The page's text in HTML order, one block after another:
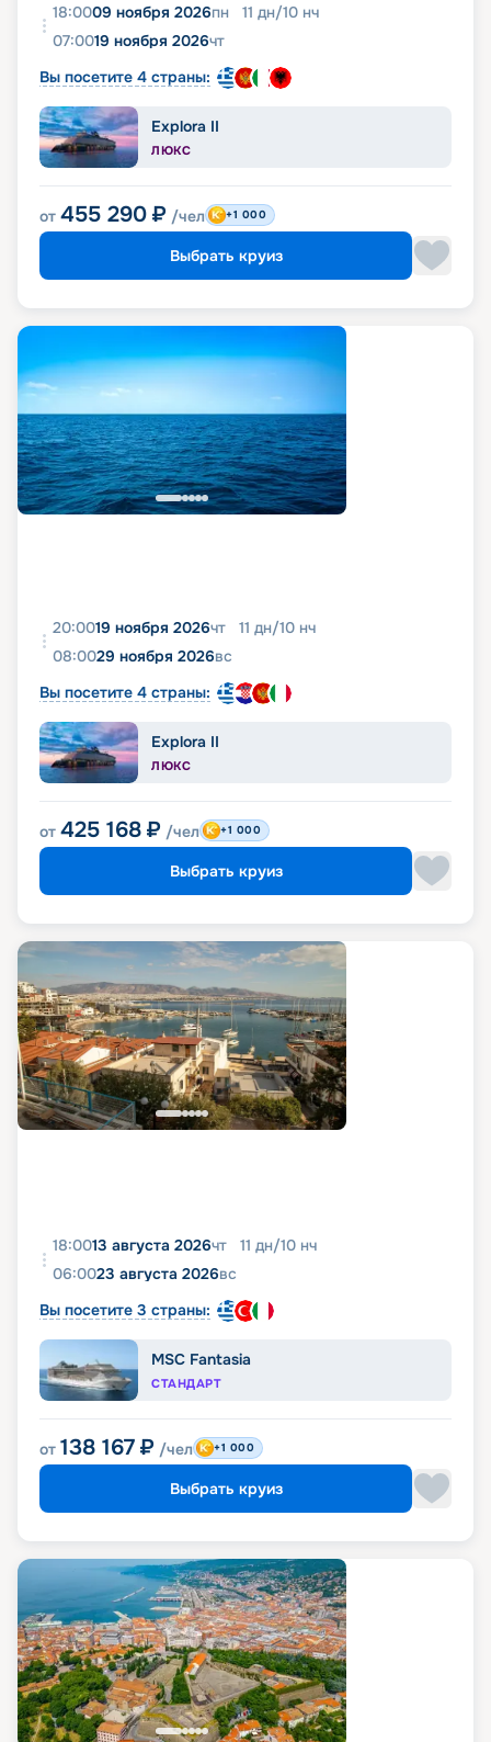
18:0009 ноября 2026пн 11 дн/10 нч
07:0019 ноября 2026чт
Вы посетите 4 страны:
Explora II
ЛЮКС
от 455 290 ₽ /чел +1 000
Выбрать круиз
20:0019 ноября 2026чт 11 дн/10 нч
08:0029 ноября 2026вс
Вы посетите 4 страны:
Explora II
ЛЮКС
от 425 168 ₽ /чел +1 000
Выбрать круиз
18:0013 августа 2026чт 11 дн/10 нч
06:0023 августа 2026вс
Вы посетите 3 страны:
MSC Fantasia
СТАНДАРТ
от 138 167 ₽ /чел +1 000
Выбрать круиз